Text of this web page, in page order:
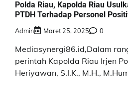
Polda Riau, Kapolda Riau
PTDH Terhadap Personel
Admin Maret 25, 2025 0
Mediasynergi86.id,Dalam
perintah Kapolda Riau Irjen
Heriyawan, S.I.K., M.H.,